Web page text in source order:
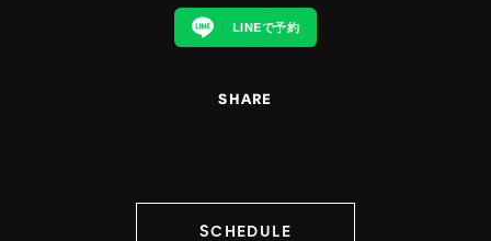
LINEで予約
SHARE
SCHEDULE